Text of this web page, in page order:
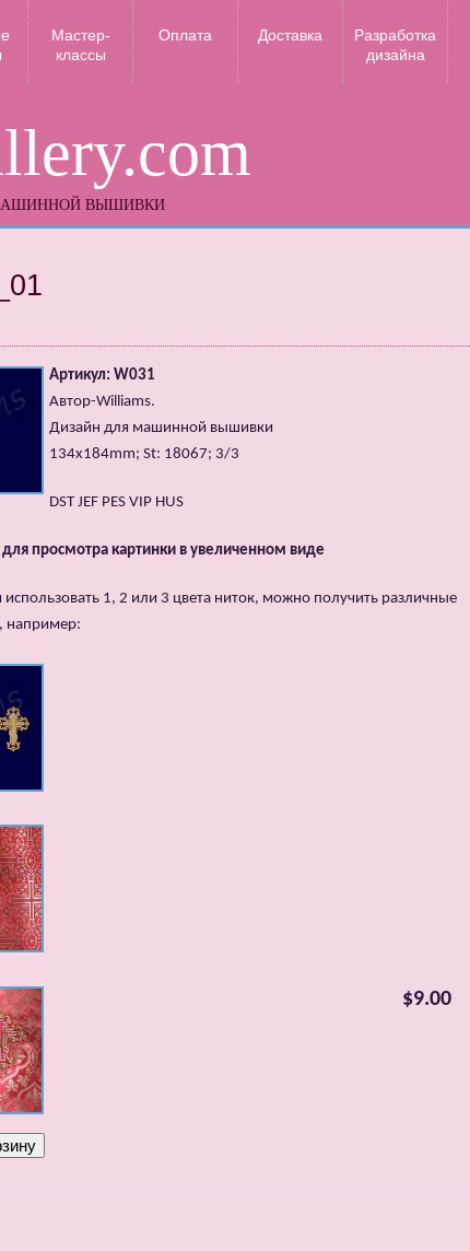
ВЫШИВКИ
Мастер-
классы
Оплата Доставка
Разработка
дизайна
Артикул: W031
Автор-Williams.
Дизайн для машинной вышивки
134x184mm; St: 18067; 3/3
DST JEF PES VIP HUS
просмотра картинки в увеличенном виде
1, 2 или 3 цвета ниток, можно получить различные
например:
$9.00